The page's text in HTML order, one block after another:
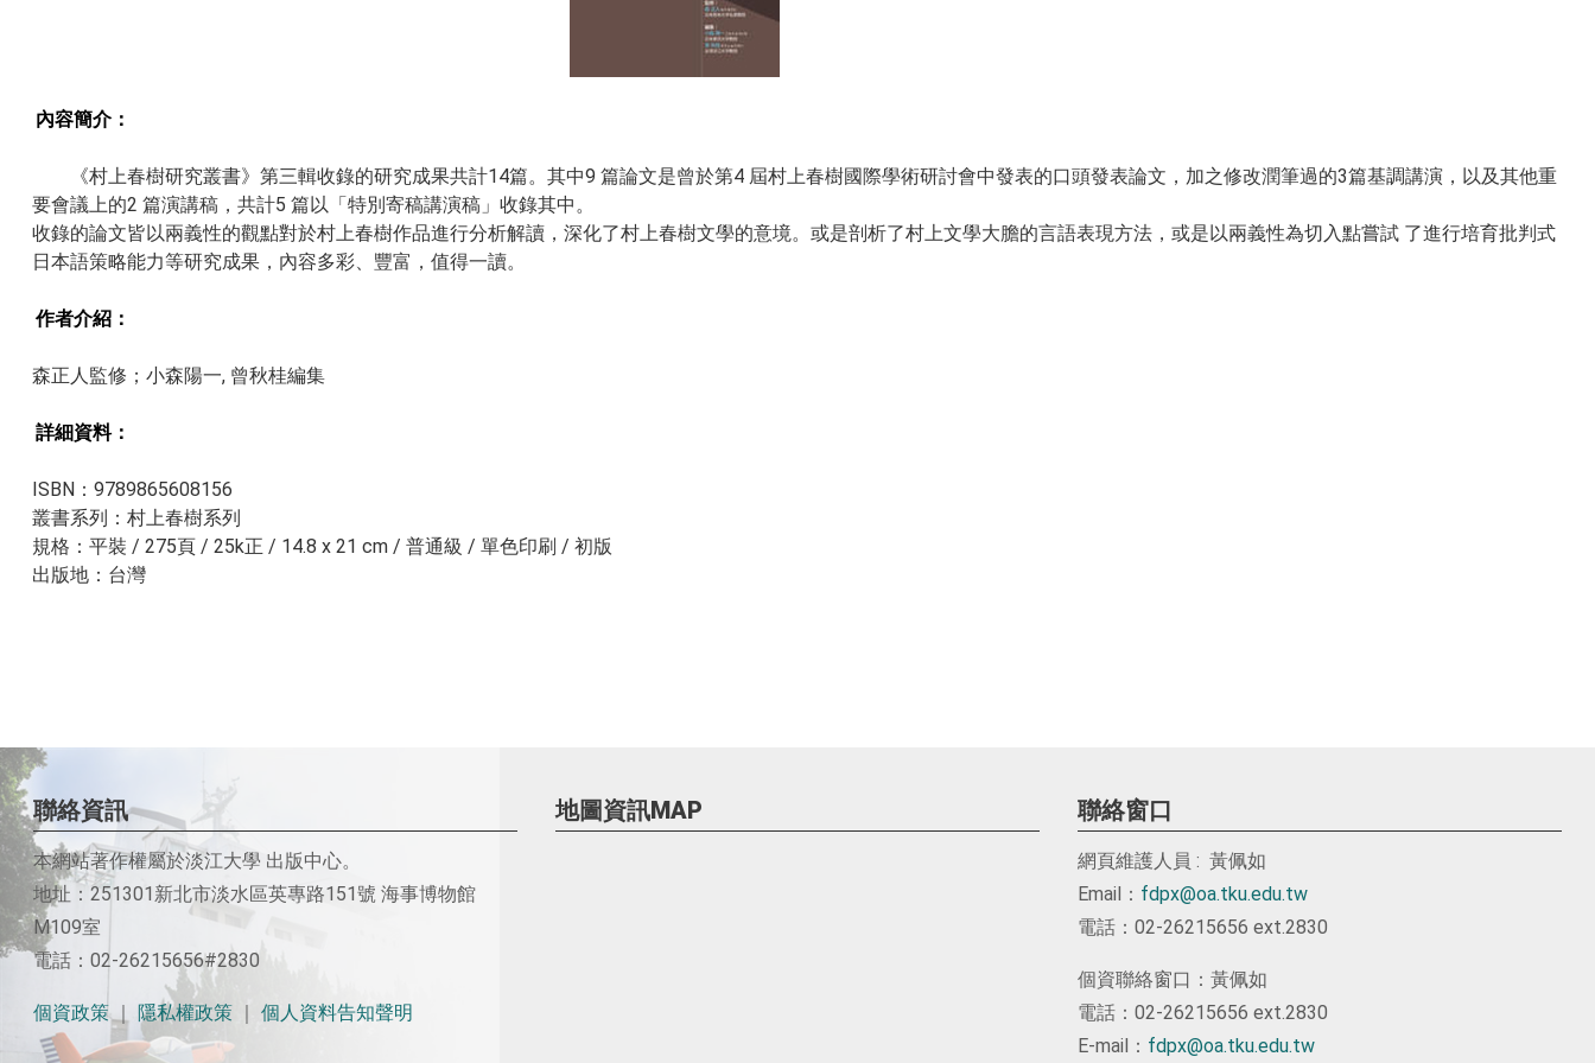
內容簡介：
《村上春樹研究叢書》第三輯收錄的研究成果共計14篇。其中9 篇論文是曾於第4 屆村上春樹國際學術研討會中發表的口頭發表論文，加之修改潤筆過的3篇基調講演，以及其他重
要會議上的2 篇演講稿，共計5 篇以「特別寄稿講演稿」收錄其中。
收錄的論文皆以兩義性的觀點對於村上春樹作品進行分析解讀，深化了村上春樹文學的意境。或是剖析了村上文學大膽的言語表現方法，或是以兩義性為切入點嘗試 了進行培育批判式
日本語策略能力等研究成果，內容多彩、豐富，值得一讀。
作者介紹：
森正人監修；小森陽一, 曾秋桂編集
詳細資料：​​
ISBN：9789865608156
叢書系列：村上春樹系列
規格：平裝 / 275頁 / 25k正 / 14.8 x 21 cm / 普通級 / 單色印刷 / 初版
出版地：台灣
聯絡資訊
本網站著作權屬於淡江大學 出版中心。
地址：251301新北市淡水區英專路151號 海事博物館
M109室
電話：02-26215656#2830
個資政策｜ 隱私權政策 個人資料告知聲明
地圖資訊MAP 聯絡窗口
網頁維護人員 : 黃佩如
Email： fdpx@oa.tku.edu.tw
電話：02-26215656 ext.2830
個資聯絡窗口：黃佩如
電話：02-26215656 ext.2830
E-mail： fdpx@oa.tku.edu.tw